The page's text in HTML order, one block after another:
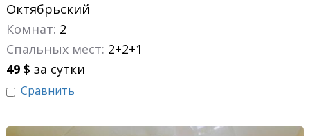
Октябрьский
Комнат: 2
Спальных мест: 2+2+1
49 $ за сутки
Сравнить